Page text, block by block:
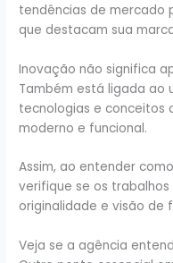
tendências de mercado
que destacam sua
Inovação não significa
Também está ligada ao
tecnologias e conceitos
moderno e funcional.
Assim, ao entender
verifique se os
originalidade e visão de
Veja se a agência